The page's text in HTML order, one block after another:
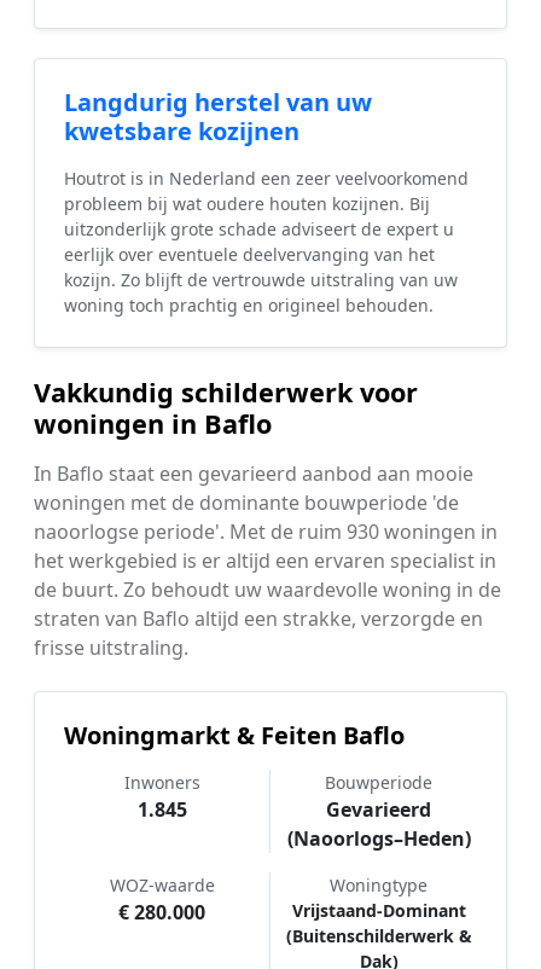
Langdurig herstel van uw
kwetsbare kozijnen
Houtrot is in Nederland een zeer veelvoorkomend
probleem bij wat oudere houten kozijnen. Bij
uitzonderlijk grote schade adviseert de expert u
eerlijk over eventuele deelvervanging van het
kozijn. Zo blijft de vertrouwde uitstraling van uw
woning toch prachtig en origineel behouden.
Vakkundig schilderwerk voor
woningen in Baflo
In Baflo staat een gevarieerd aanbod aan mooie
woningen met de dominante bouwperiode 'de
naoorlogse periode'. Met de ruim 930 woningen in
het werkgebied is er altijd een ervaren specialist in
de buurt. Zo behoudt uw waardevolle woning in de
straten van Baflo altijd een strakke, verzorgde en
frisse uitstraling.
Woningmarkt & Feiten Baflo
Inwoners
1.845
Bouwperiode
Gevarieerd
(Naoorlogs–Heden)
WOZ-waarde
€ 280.000
Woningtype
Vrijstaand-Dominant
(Buitenschilderwerk &
Dak)